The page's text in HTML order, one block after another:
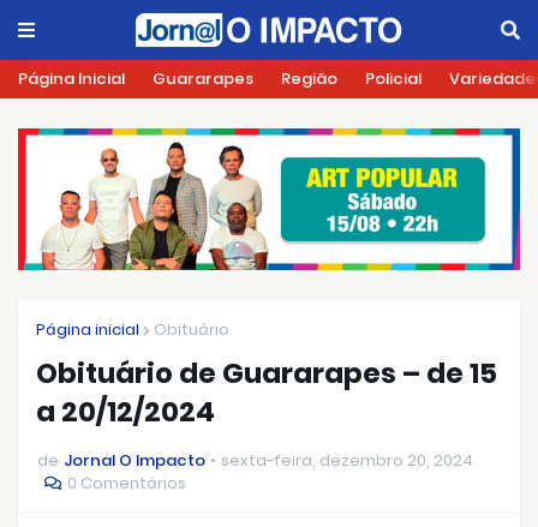
Página Inicial Guararapes Região Policial
Página inicial Obituário
Obituário de Guararapes – de 15
a 20/12/2024
de Jornal O Impacto
sexta-feira, dezembro 20, 2024
0 Comentários